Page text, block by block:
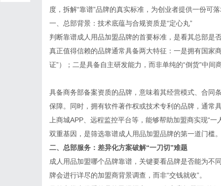
度，拆解“靠谱”品牌的真实标准，为创业者提供一份可
一、总部背景：技术底蕴与合规资质是“定心丸”
判断靠谱成人用品加盟品牌的首要标准，是看其总部是
真正值得信赖的品牌通常具备两大特征：一是拥有国家
证”）；二是具备自主研发能力，而非单纯的“倒货”中间
具备商务部备案资质的品牌，意味着其经营模式、合同
保障。同时，拥有软件著作权或技术专利的品牌，通
上商城APP、远程监控平台等，能够帮助加盟商实现“
双重基因，是筛选靠谱成人用品加盟品牌的第一道门槛
二、总部服务：差异化方案破解“一刀切”难题
成人用品加盟哪个品牌靠谱，关键要看品牌是否能为不
牌会进行详尽的加盟商背景调查，而非“交钱就收”。